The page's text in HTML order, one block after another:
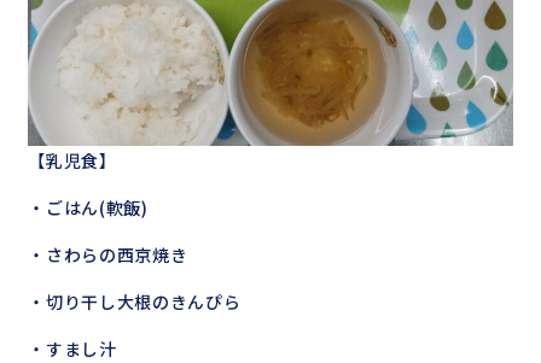
【乳児食】
・ごはん(軟飯)
・さわらの西京焼き
・切り干し大根のきんぴら
・すまし汁